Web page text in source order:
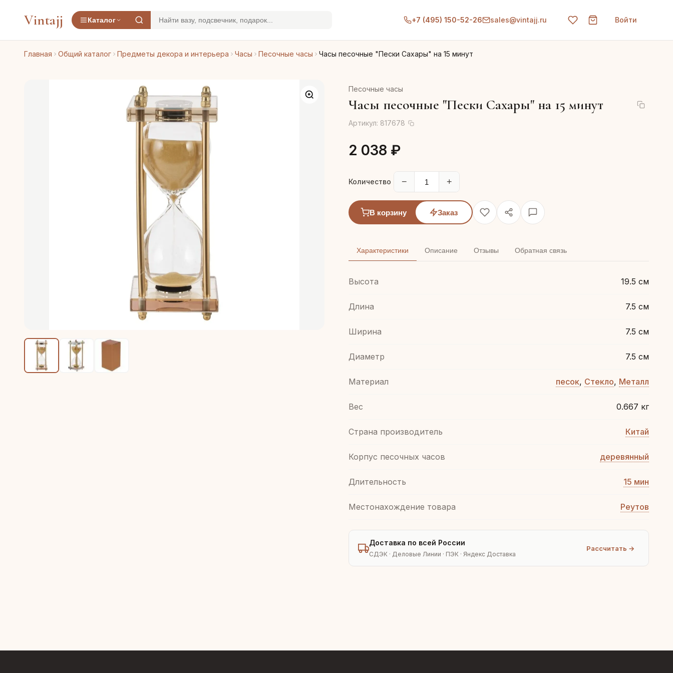
Vintajj Каталог +7 (495) 150-52-26 sales@vintajj.ru Войти
Главная Общий каталог Предметы декора и интерьера Часы Песочные часы Часы песочные "Пески Сахары" на 15 минут
Песочные часы
Часы песочные "Пески Сахары" на 15 минут
Артикул: 817678
2 038 ₽
Количество − +
В корзину Заказ
Характеристики Описание Отзывы Обратная связь
Высота 19.5 см
Длина 7.5 см
Ширина 7.5 см
Диаметр 7.5 см
Материал песок, Стекло, Металл
Вес 0.667 кг
Страна производитель Китай
Корпус песочных часов деревянный
Длительность 15 мин
Местонахождение товара Реутов
Доставка по всей России
СДЭК · Деловые Линии · ПЭК · Яндекс Доставка
Рассчитать →